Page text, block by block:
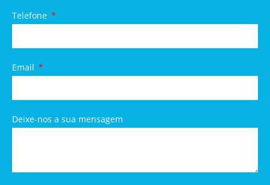
Telefone
Email
Deixe-nos a sua mensagem